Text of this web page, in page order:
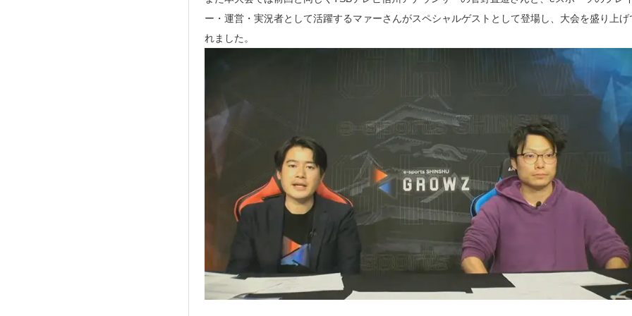
ー・運営・実況者として活躍するマァーさんがスペシャルゲストとして登場し、大会を盛り上げ
れました。